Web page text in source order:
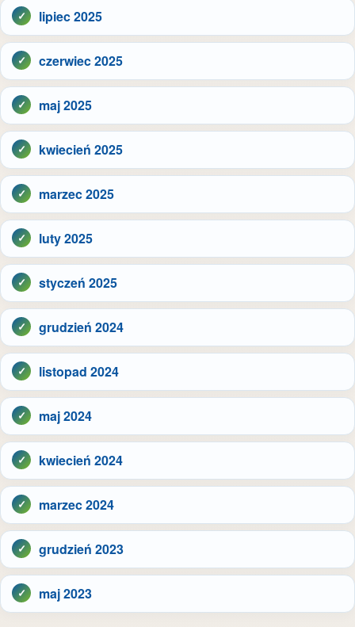
lipiec 2025
czerwiec 2025
maj 2025
kwiecień 2025
marzec 2025
luty 2025
styczeń 2025
grudzień 2024
listopad 2024
maj 2024
kwiecień 2024
marzec 2024
grudzień 2023
maj 2023